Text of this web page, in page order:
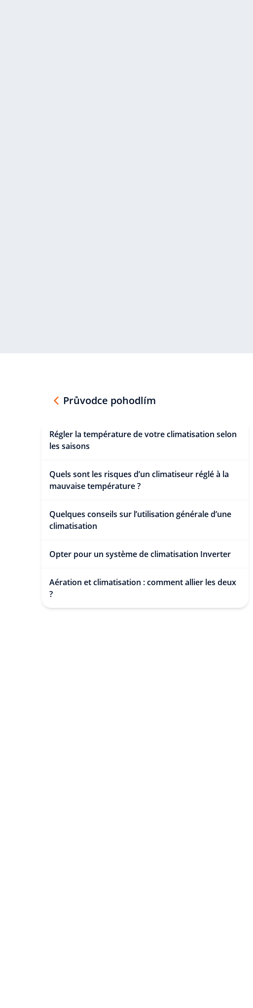
Průvodce pohodlím
Régler la température de votre climatisation selon
les saisons
Quels sont les risques d’un climatiseur réglé à la
mauvaise température ?
Quelques conseils sur l’utilisation générale d’une
climatisation
Opter pour un système de climatisation Inverter
Aération et climatisation : comment allier les deux
?